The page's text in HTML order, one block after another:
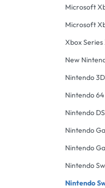
Microsoft
Microsoft
Xbox Series
New
Nintendo
Nintendo 64
Nintendo DS
Nintendo
Nintendo
Nintendo
Nintendo